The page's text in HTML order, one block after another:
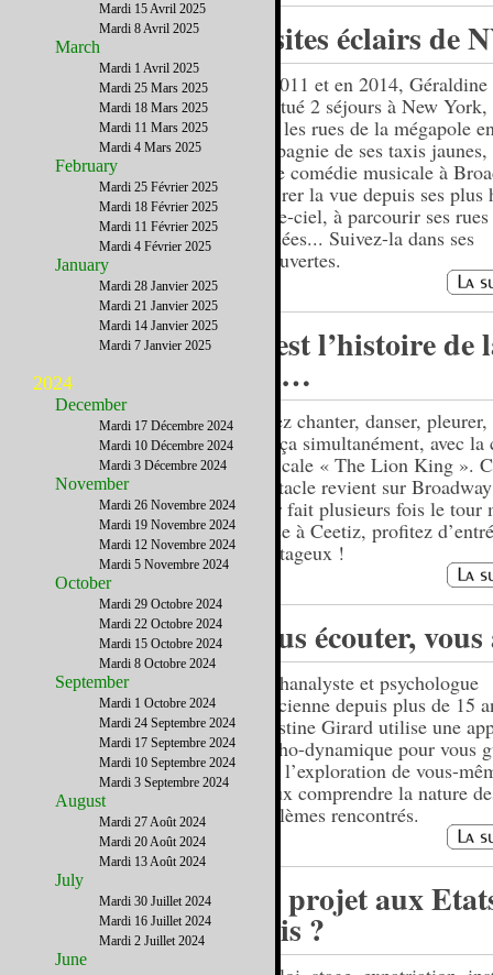
Visites éclairs de
En 2011 et en 2014, Géraldine
effectué 2 séjours à New York,
dans les rues de la mégapole
compagnie de ses taxis
à une comédie musicale à
admirer la vue depuis ses plus
gratte-ciel, à parcourir ses rues
bondées... Suivez-la dans ses
découvertes.
C’est l’histoire de
vie…
Venez chanter, danser,
tout ça simultanément, avec
musicale « The Lion King ».
spectacle revient sur
avoir fait plusieurs fois le tour
Grâce à Ceetiz, profitez
avantageux !
Vous écouter,
Psychanalyste et psychologue
clinicienne depuis plus de 15
Christine Girard utilise une
psycho-dynamique pour vous
dans l’exploration de vous-
mieux comprendre la nature
problèmes rencontrés.
Un projet aux
Unis ?
Mardi 15 Avril 2025
Mardi 8 Avril 2025
March
Mardi 1 Avril 2025
Mardi 25 Mars 2025
Mardi 18 Mars 2025
Mardi 11 Mars 2025
Mardi 4 Mars 2025
February
Mardi 25 Février 2025
Mardi 18 Février 2025
Mardi 11 Février 2025
Mardi 4 Février 2025
January
Mardi 28 Janvier 2025
Mardi 21 Janvier 2025
Mardi 14 Janvier 2025
Mardi 7 Janvier 2025
2024
December
Mardi 17 Décembre 2024
Mardi 10 Décembre 2024
Mardi 3 Décembre 2024
November
Mardi 26 Novembre 2024
Mardi 19 Novembre 2024
Mardi 12 Novembre 2024
Mardi 5 Novembre 2024
October
Mardi 29 Octobre 2024
Mardi 22 Octobre 2024
Mardi 15 Octobre 2024
Mardi 8 Octobre 2024
September
Mardi 1 Octobre 2024
Mardi 24 Septembre 2024
Mardi 17 Septembre 2024
Mardi 10 Septembre 2024
Mardi 3 Septembre 2024
August
Mardi 27 Août 2024
Mardi 20 Août 2024
Mardi 13 Août 2024
July
Mardi 30 Juillet 2024
Mardi 16 Juillet 2024
Mardi 2 Juillet 2024
June